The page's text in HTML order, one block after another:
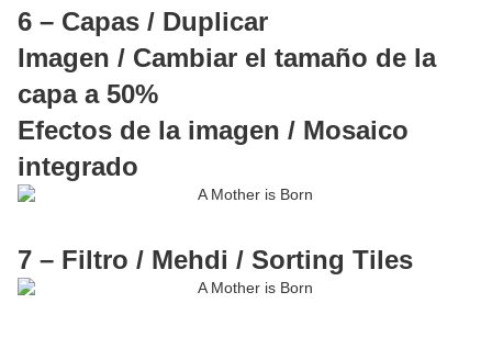
6 – Capas / Duplicar
Imagen / Cambiar el tamaño de la
capa a 50%
Efectos de la imagen / Mosaico
integrado
7 – Filtro / Mehdi / Sorting Tiles